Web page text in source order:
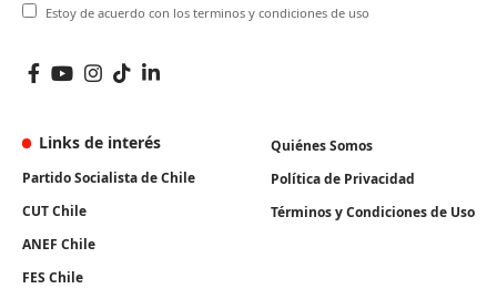
Estoy de acuerdo con los terminos y condiciones de uso
Links de interés
Partido Socialista de Chile
CUT Chile
ANEF Chile
FES Chile
Quiénes Somos
Política de Privacidad
Términos y Condiciones de Uso